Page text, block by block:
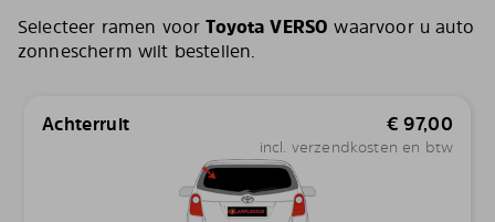
Selecteer ramen voorToyota VERSO waarvoor u auto
zonnescherm wilt bestellen.
Achterruit € 97,00
incl. verzendkosten en btw